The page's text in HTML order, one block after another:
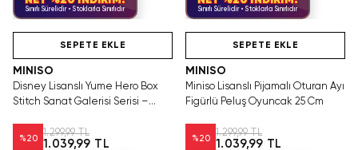
Sınırlı Sürelidir • Stoklarla Sınırlıdır Sınırlı Sürelidir • Stoklarla Sınırlıdır
SEPETE EKLE
MINISO
Disney Lisanslı Yume Hero Box
Stitch Sanat Galerisi Serisi –
%20
1.299,99 TL
1.039,99 TL
SEPETE EKLE
MINISO
Miniso Lisanslı Pijamalı Oturan Ayı
Figürlü Peluş Oyuncak 25 Cm
%20
1.299,99 TL
1.039,99 TL